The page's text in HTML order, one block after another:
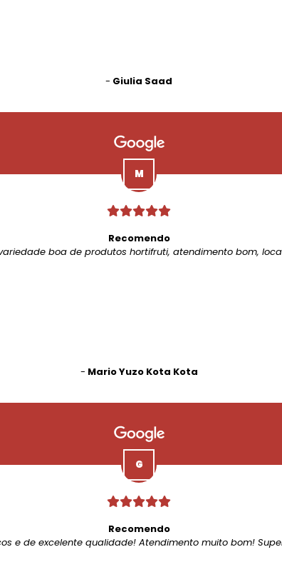
- Giulia Saad
Recomendo
boa de produtos hortifruti, atendimento bom,
- Mario Yuzo Kota Kota
Recomendo
e de excelente qualidade! Atendimento muito bom!